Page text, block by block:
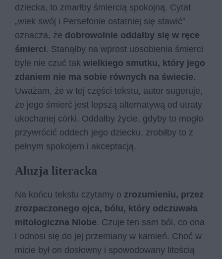
dziecka, to zmarłby śmiercią spokojną. Cytat
„wiek swój i Persefonie ostatniej się stawić”
oznacza, że dobrowolnie oddałby się w ręce
śmierci. Stanąłby na wprost uosobienia śmierci
byle nie czuć tak wielkiego smutku, który jego
zdaniem nie ma sobie równych na świecie.
Uważam, że w tej części tekstu, autor sugeruje,
że jego śmierć jest lepszą alternatywą od utraty
ukochanej córki. Oddałby życie, gdyby to mogło
przywrócić oddech jego dziecku, zrobiłby to z
pełnym spokojem i akceptacją.
Aluzja literacka
Na końcu tekstu czytamy o zrozumieniu, przez
zrozpaczonego ojca, bólu, który odczuwała
mitologiczna Niobe. Czuje ten sam ból, co ona
i odnosi się do jej przemiany w kamień. Choć w
micie był on dosłowny i spowodowany litością